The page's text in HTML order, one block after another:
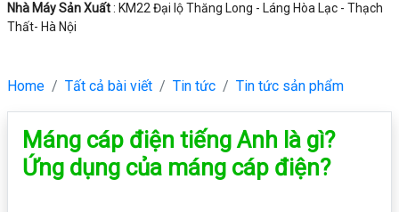
Nhà Máy Sản Xuất: KM22 Đại lộ Thăng Long - Láng Hòa Lạc - Thạch
Thất- Hà Nội
Home Tất cả bài viết Tin tức Tin tức sản phẩm
Máng cáp điện tiếng Anh là gì?
Ứng dụng của máng cáp điện?